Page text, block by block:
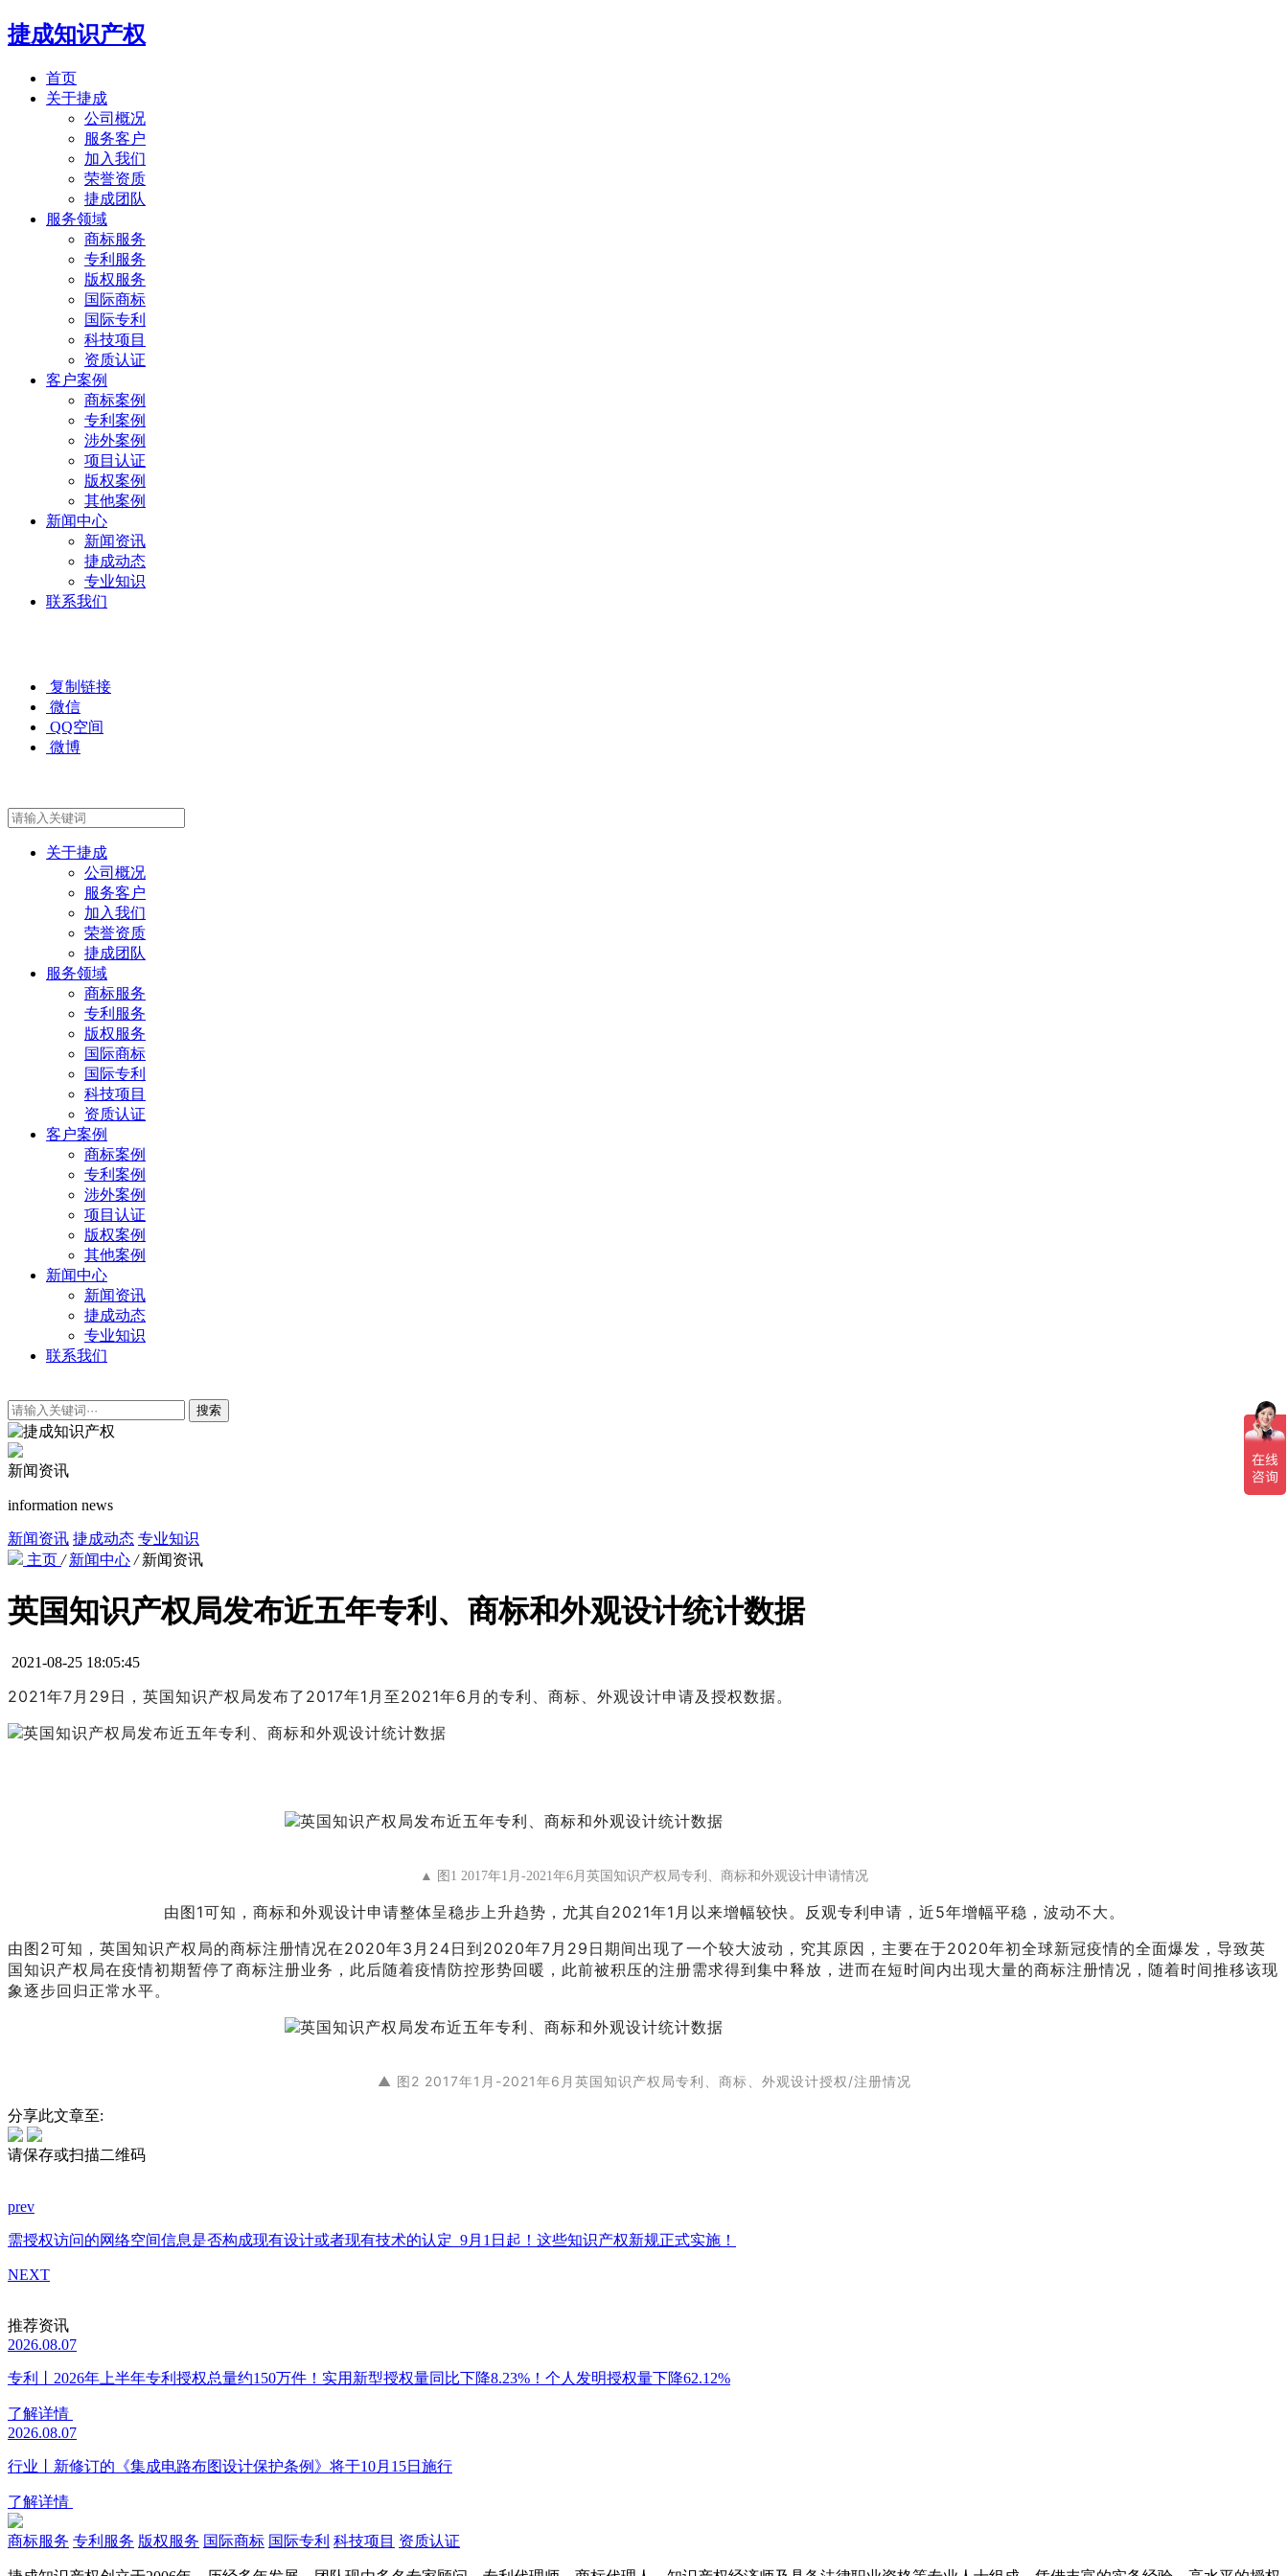
捷成知识产权
首页
关于捷成
公司概况
服务客户
加入我们
荣誉资质
捷成团队
服务领域
商标服务
专利服务
版权服务
国际商标
国际专利
科技项目
资质认证
客户案例
商标案例
专利案例
涉外案例
项目认证
版权案例
其他案例
新闻中心
新闻资讯
捷成动态
专业知识
联系我们
复制链接
微信
QQ空间
微博
关于捷成
公司概况
服务客户
加入我们
荣誉资质
捷成团队
服务领域
商标服务
专利服务
版权服务
国际商标
国际专利
科技项目
资质认证
客户案例
商标案例
专利案例
涉外案例
项目认证
版权案例
其他案例
新闻中心
新闻资讯
捷成动态
专业知识
联系我们
搜索
新闻资讯
information news
新闻资讯 捷成动态 专业知识
主页 / 新闻中心 / 新闻资讯
英国知识产权局发布近五年专利、商标和外观设计统计数据
2021-08-25 18:05:45
2021年7月29日，英国知识产权局发布了2017年1月至2021年6月的专利、商标、外观设计申请及授权数据。
▲ 图1 2017年1月-2021年6月英国知识产权局专利、商标和外观设计申请情况
由图1可知，商标和外观设计申请整体呈稳步上升趋势，尤其自2021年1月以来增幅较快。反观专利申请，近5年增幅平稳，波动不大。
由图2可知，英国知识产权局的商标注册情况在2020年3月24日到2020年7月29日期间出现了一个较大波动，究其原因，主要在于2020年初全球新冠疫情的全面爆发，导致英
国知识产权局在疫情初期暂停了商标注册业务，此后随着疫情防控形势回暖，此前被积压的注册需求得到集中释放，进而在短时间内出现大量的商标注册情况，随着时间推移该现
象逐步回归正常水平。
▲ 图2 2017年1月-2021年6月英国知识产权局专利、商标、外观设计授权/注册情况
分享此文章至:
请保存或扫描二维码
prev
需授权访问的网络空间信息是否构成现有设计或者现有技术的认定 9月1日起！这些知识产权新规正式实施！
NEXT
推荐资讯
2026.08.07
专利丨2026年上半年专利授权总量约150万件！实用新型授权量同比下降8.23%！个人发明授权量下降62.12%
了解详情
2026.08.07
行业丨新修订的《集成电路布图设计保护条例》将于10月15日施行
了解详情
商标服务 专利服务 版权服务 国际商标 国际专利 科技项目 资质认证